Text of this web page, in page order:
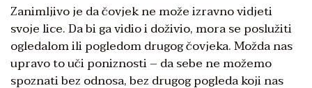
Zanimljivo je da čovjek ne može izravno vidjeti
svoje lice. Da bi ga vidio i doživio, mora se poslužiti
ogledalom ili pogledom drugog čovjeka. Možda nas
upravo to uči poniznosti – da sebe ne možemo
spoznati bez odnosa, bez drugog pogleda koji nas